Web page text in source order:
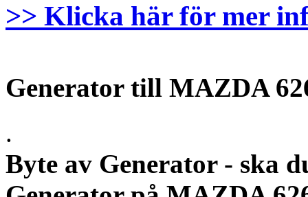
>> Klicka här för mer
Generator till MAZDA
.
Byte av Generator - ska